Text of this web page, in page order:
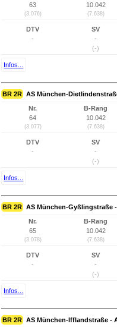
63
(3.076)
10.042
(7.638)
DTV
-
SV
-
(-)
Infos...
BR 2R AS München-
Nr.
64
(3.077)
B-Rang
10.042
(7.638)
DTV
-
SV
-
(-)
Infos...
BR 2R AS München-Gyßlingstraße
Nr.
65
(3.078)
B-Rang
10.042
(7.638)
DTV
-
SV
-
(-)
Infos...
BR 2R AS München-Ifflandstraße -